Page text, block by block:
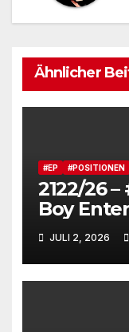
Ähnlicher
#EP #POSITIONEN
2122/26
Boy
Reichtum,
JULI 2, 2026